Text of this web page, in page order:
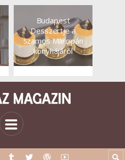
Budapest
Desszertje a
Szamos Marcipán
konyhájáról